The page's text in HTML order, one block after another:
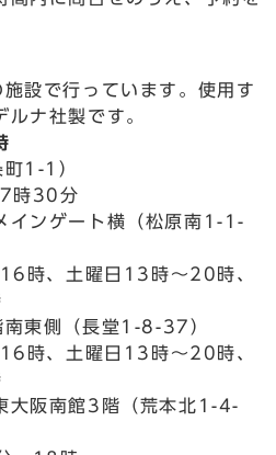
設で行っています。使用す
ナ社製です。
1-1）
時30分
インゲート横（松原南1-1-
時、土曜日13時～20時、
南東側（長堂1-8-37）
時、土曜日13時～20時、
大阪南館3階（荒本北1-4-